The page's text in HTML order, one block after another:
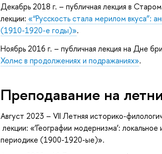
Декабрь 2018 г. – публичная лекция в
лекции: «“Русскость стала мерилом вкуса”:
(1910-1920-е годы)».
Ноябрь 2016 г. – публичная лекция на Дне
Холмс в продолжениях и подражаниях».
Преподавание на
Август 2023 – VII Летняя историко-
лекции: «‘Географии модернизма’:
периодике (1900-1920-ые)».